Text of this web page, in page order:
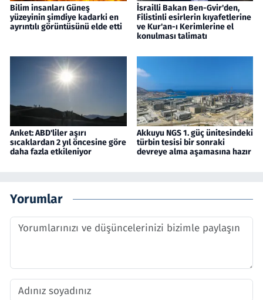
Bilim insanları Güneş
yüzeyinin şimdiye kadarki en
ayrıntılı görüntüsünü elde etti
İsrailli Bakan Ben-Gvir'den,
Filistinli esirlerin kıyafetlerine
ve Kur'an-ı Kerimlerine el
konulması talimatı
Anket: ABD'liler aşırı
sıcaklardan 2 yıl öncesine göre
daha fazla etkileniyor
Akkuyu NGS 1. güç ünitesindeki
türbin tesisi bir sonraki
devreye alma aşamasına hazır
Yorumlar